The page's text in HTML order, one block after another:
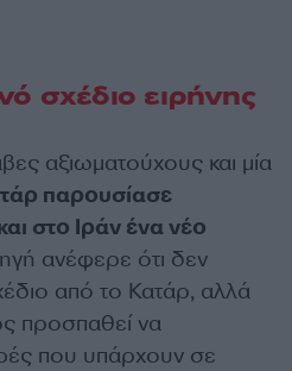
σχέδιο ειρήνης
αξιωματούχους και μία
παρουσίασε
στο Ιράν ένα νέο
ανέφερε ότι δεν
από το Κατάρ, αλλά
προσπαθεί να
που υπάρχουν σε